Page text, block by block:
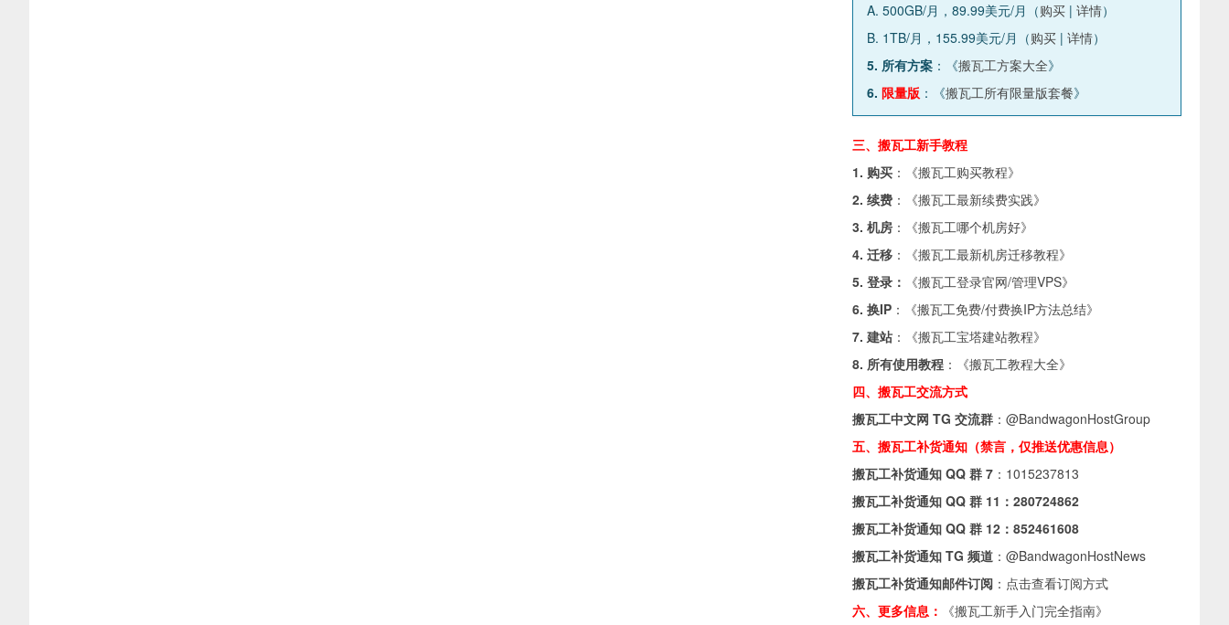
A. 500GB/月，89.99美元/月（购买 | 详情）
B. 1TB/月，155.99美元/月（购买 | 详情）
5. 所有方案 ：《搬瓦工方案大全》
6. 限量版 ：《搬瓦工所有限量版套餐》
三、搬瓦工新手教程
1. 购买 ：《搬瓦工购买教程》
2. 续费 ：《搬瓦工最新续费实践》
3. 机房 ：《搬瓦工哪个机房好》
4. 迁移 ：《搬瓦工最新机房迁移教程》
5. 登录：
《搬瓦工登录官网/管理VPS》
6. 换IP ：《搬瓦工免费/付费换IP方法总结》
7. 建站 ：《搬瓦工宝塔建站教程》
8. 所有使用教程 ：《搬瓦工教程大全》
四、搬瓦工交流方式
搬瓦工中文网 TG 交流群 ： @BandwagonHostGroup
五、搬瓦工补货通知（禁言，仅推送优惠信息）
搬瓦工补货通知 QQ 群 7 ： 1015237813
搬瓦工补货通知 QQ 群 11： 280724862
搬瓦工补货通知 QQ 群 12： 852461608
搬瓦工补货通知 TG 频道 ： @BandwagonHostNews
搬瓦工补货通知邮件订阅 ： 点击查看订阅方式
六、更多信息：
《搬瓦工新手入门完全指南》